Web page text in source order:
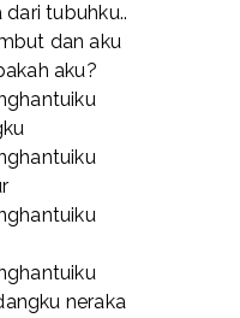
tubuhku..
dan aku
aku?
neraka